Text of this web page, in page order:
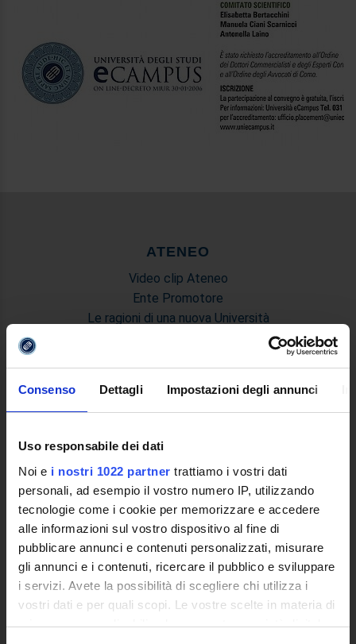
Consenso Dettagli Impostazioni degli annunci
Uso responsabile dei dati
Noi e i nostri 1022 partner trattiamo i vostri dati
personali, ad esempio il vostro numero IP, utilizzando
tecnologie come i cookie per memorizzare e accedere
alle informazioni sul vostro dispositivo al fine di
pubblicare annunci e contenuti personalizzati, misurare
gli annunci e i contenuti, ricercare il pubblico e sviluppare
i servizi. Avete la possibilità di scegliere chi utilizza i
vostri dati e per quali scopi. Le vostre scelte in materia di
privacy sono applicabili solo su questa proprietà digitale
ATENEO
Video clip Ateneo
Ente Promotore
Le ragioni di una nuova Università
Trasparenza e Assicurazione della Quallità
Ricerca
Polo Bibliotecario Multimediale di Ateneo
Sistemi Informativi di Ateneo
Bandi e Concorsi
Poli di Studio
International Cooperation
L'infrastruttura di e-Learning
Siti Istituzionali e Progetti Interuniversitari